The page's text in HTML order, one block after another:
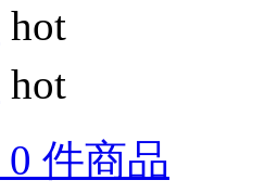
hot
hot
件商品